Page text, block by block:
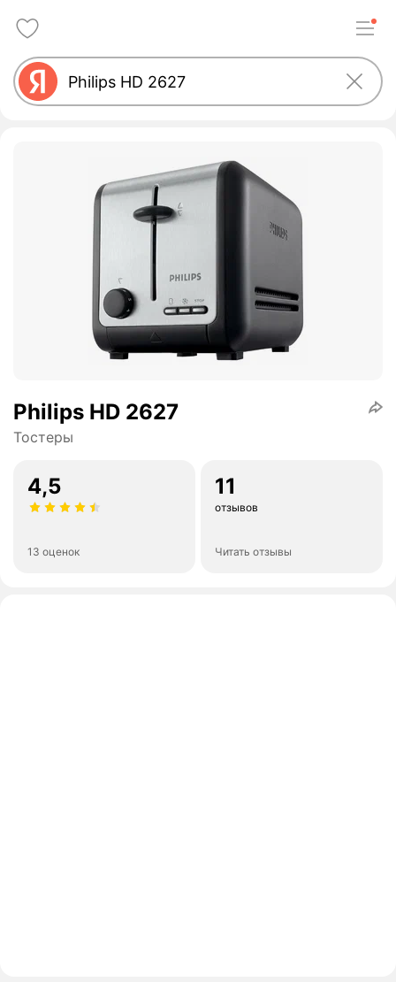
Philips HD 2627
Тостеры
4,5
13 оценок
11
отзывов
Читать отзывы